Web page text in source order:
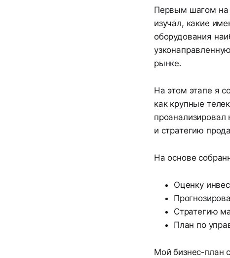
Первым шагом на
изучал, какие
оборудования
рынке.
На этом этапе я
как крупные
проанализировал
и стратегию
На основе
Оценку
Стратегию
План по
Мой бизнес-план